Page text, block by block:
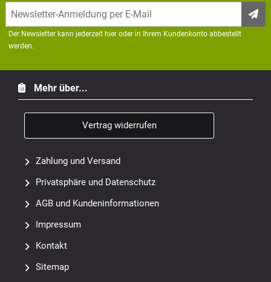
Der Newsletter kann jederzeit hier oder in Ihrem Kundenkonto abbestellt
werden.
Mehr über...
Vertrag widerrufen
Zahlung und Versand
Privatsphäre und Datenschutz
AGB und Kundeninformationen
Impressum
Kontakt
Sitemap